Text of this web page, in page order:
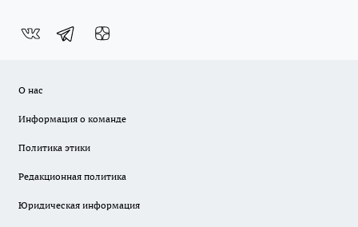
О нас
Информация о команде
Политика этики
Редакционная политика
Юридическая информация